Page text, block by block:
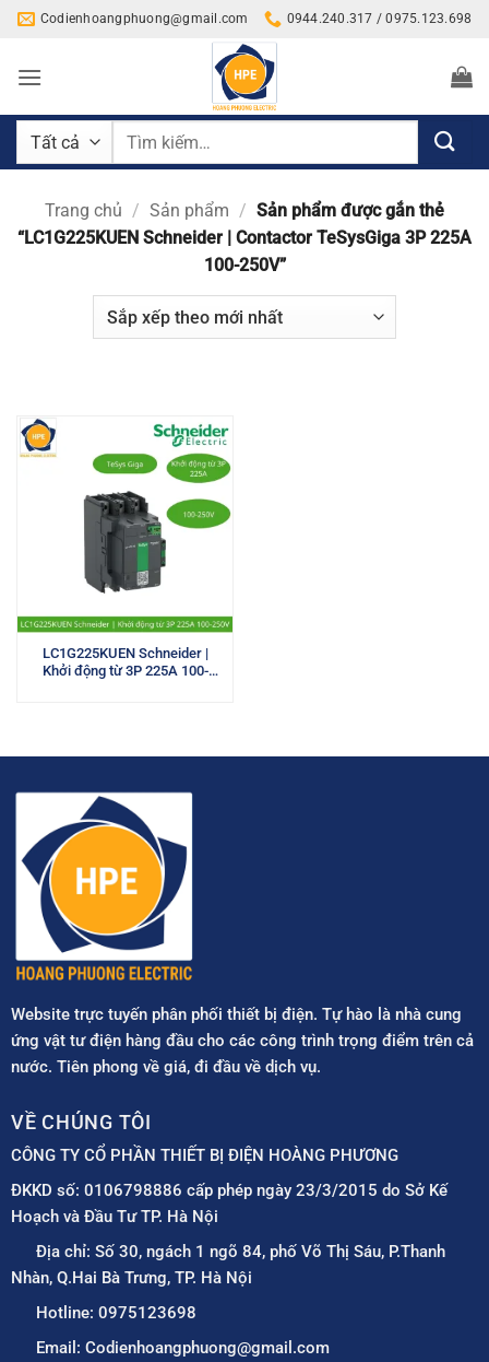
Bỏ
nội
Codienhoangphuong@gmail.com 0944.240.317 / 0975.123.698
Tìm
Trang chủ / Sản phẩm / Sản phẩm được gắn thẻ
“LC1G225KUEN Schneider | Contactor TeSysGiga 3P 225A
100-250V”
LC1G225KUEN Schneider |
Khởi động từ 3P 225A 100-
Website trực tuyến phân phối thiết bị điện. Tự hào là nhà cung
ứng vật tư điện hàng đầu cho các công trình trọng điểm trên cả
nước. Tiên phong về giá, đi đầu về dịch vụ.
VỀ CHÚNG TÔI
CÔNG TY CỔ PHẦN THIẾT BỊ ĐIỆN HOÀNG PHƯƠNG
ĐKKD số: 0106798886 cấp phép ngày 23/3/2015 do Sở Kế
Hoạch và Đầu Tư TP. Hà Nội
Địa chỉ: Số 30, ngách 1 ngõ 84, phố Võ Thị Sáu, P.Thanh
Nhàn, Q.Hai Bà Trưng, TP. Hà Nội
Hotline: 0975123698
Email: Codienhoangphuong@gmail.com